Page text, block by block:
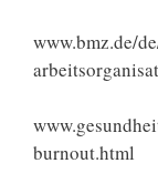
www.bmz.de/
burnout.html